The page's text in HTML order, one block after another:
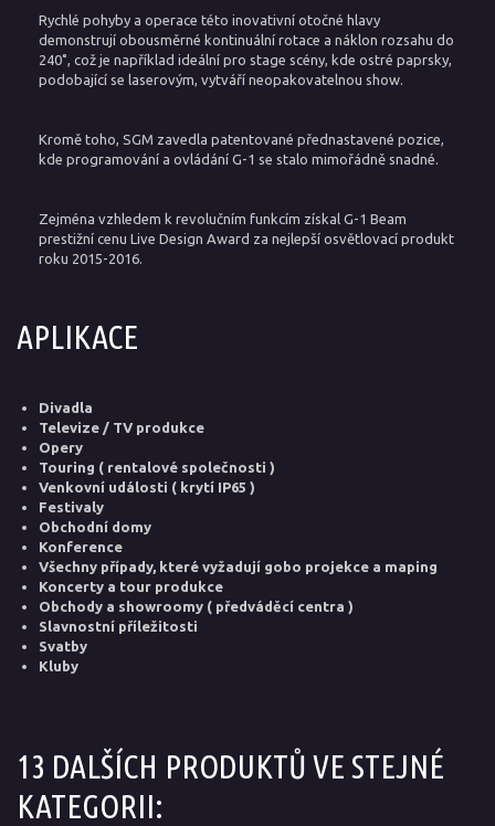
Rychlé pohyby a operace této inovativní otočné hlavy
demonstrují obousměrné kontinuální rotace a náklon rozsahu do
240˚, což je například ideální pro stage scény, kde ostré paprsky,
podobající se laserovým, vytváří neopakovatelnou show.
Kromě toho, SGM zavedla patentované přednastavené pozice,
kde programování a ovládání G-1 se stalo mimořádně snadné.
Zejména vzhledem k revolučním funkcím získal G-1 Beam
prestižní cenu Live Design Award za nejlepší osvětlovací produkt
roku 2015-2016.
APLIKACE
Divadla
Televize / TV produkce
Opery
Touring ( rentalové společnosti )
Venkovní události ( krytí IP65 )
Festivaly
Obchodní domy
Konference
Všechny případy, které vyžadují gobo projekce a maping
Koncerty a tour produkce
Obchody a showroomy ( předváděcí centra )
Slavnostní příležitosti
Svatby
Kluby
13 DALŠÍCH PRODUKTŮ VE STEJNÉ
KATEGORII: